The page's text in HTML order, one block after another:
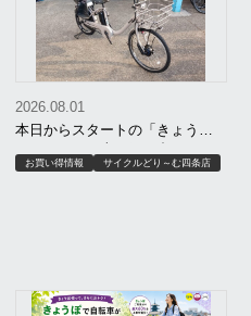
本日からスタートの「きょう
さらにお買い得に！
2026.08.01
お買い得情報 サイクルどり～む四条店